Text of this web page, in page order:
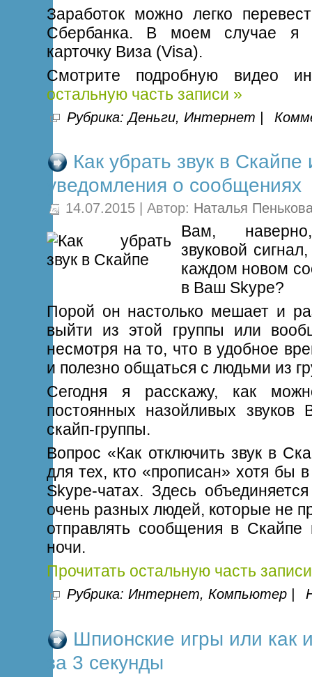
Заработок можно легко
Сбербанка. В моем случае я
карточку Виза (Visa).
Смотрите подробную видео
остальную часть записи »
Рубрика:Деньги, Интернет |
Как убрать звук в
уведомления о сообщениях
14.07.2015 | Автор: Наталья
Вам,
звуковой
каждом новом
в Ваш Skype?
Порой он настолько мешает и
выйти из этой группы или
несмотря на то, что в удобное
и полезно общаться с людьми из
Сегодня я расскажу, как
постоянных назойливых звуков
скайп-группы.
Вопрос «Как отключить звук в
для тех, кто «прописан» хотя бы
Skype-чатах. Здесь
очень разных людей, которые не
отправлять сообщения в
ночи.
Прочитать остальную часть
Рубрика: Интернет, Компьютер
Шпионские игры или как
за 3 секунды